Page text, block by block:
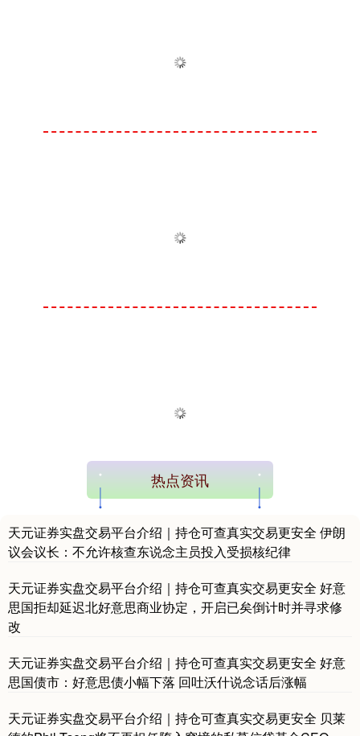
热点资讯
天元证券实盘交易平台介绍｜持仓可查真实交易更安全 伊朗
议会议长：不允许核查东说念主员投入受损核纪律
天元证券实盘交易平台介绍｜持仓可查真实交易更安全 好意
思国拒却延迟北好意思商业协定，开启已矣倒计时并寻求修
改
天元证券实盘交易平台介绍｜持仓可查真实交易更安全 好意
思国债市：好意思债小幅下落 回吐沃什说念话后涨幅
天元证券实盘交易平台介绍｜持仓可查真实交易更安全 贝莱